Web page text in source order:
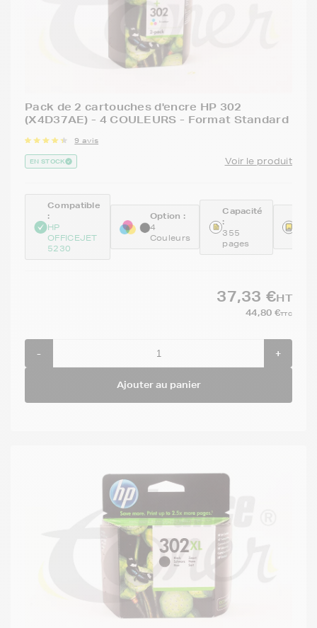
Pack de 2 cartouches d'encre HP 302
(X4D37AE) - 4 COULEURS - Format Standard
9 avis
EN STOCK Voir le produit
Compatible
:
HP
OFFICEJET
5230
Option :
4
Couleurs
Capacité
:
355
pages
37,33 €HT
44,80 €TTC
- +
Ajouter au panier